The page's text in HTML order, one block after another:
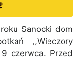
Sanocki dom
,,Wieczory
czerwca. Przed